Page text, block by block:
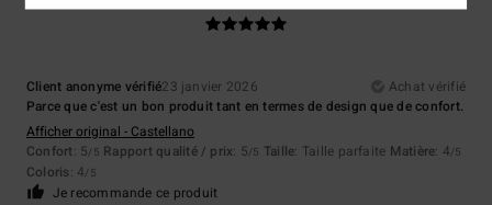
Client anonyme vérifié23 janvier 2026
Achat vérifié
Parce que c'est un bon produit tant en termes de design que de confort.
Afficher original - Castellano
Confort: 5/5 Rapport qualité / prix: 5/5 Taille: Taille parfaite Matière: 4/5
Coloris: 4/5
Je recommande ce produit